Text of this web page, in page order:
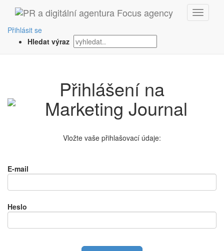
Přihlásit se
Hledat výraz
Přihlášení na
Vložte vaše přihlašovací údaje:
E-mail
Heslo